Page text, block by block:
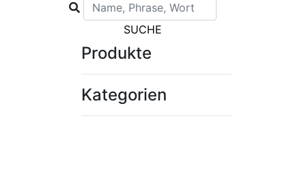
SUCHE
Produkte
Kategorien